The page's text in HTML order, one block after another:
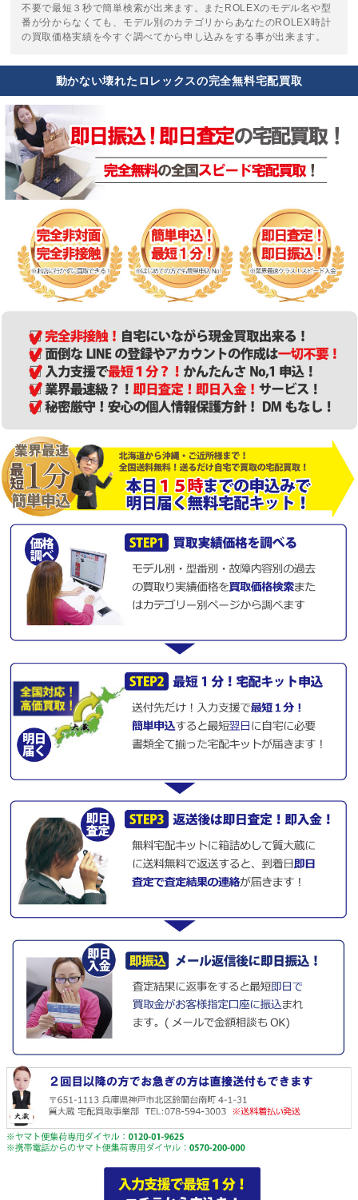
不要で最短３秒で簡単検索が出来ます。またROLEXのモデル名や型
番が分からなくても、モデル別のカテゴリからあなたのROLEX時計
の買取価格実績を今すぐ調べてから申し込みをする事が出来ます。
動かない壊れたロレックスの完全無料宅配買取